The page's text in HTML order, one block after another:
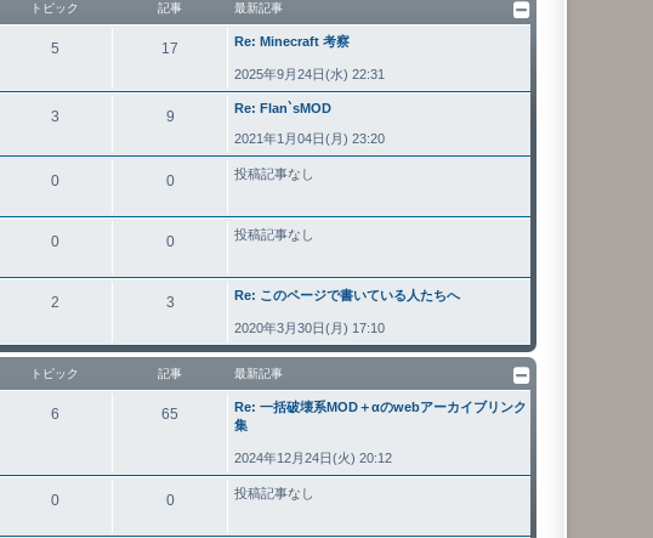
トピック 記事 最新記事
5 17 Re: Minecraft 考察
2025年9月24日(水) 22:31
3 9 Re: Flan`sMOD
2021年1月04日(月) 23:20
0 0 投稿記事なし
0 0 投稿記事なし
2 3 Re: このページで書いている人たちへ
2020年3月30日(月) 17:10
トピック 記事 最新記事
6 65
Re: 一括破壊系MOD＋αのwebアーカイブリンク
集
2024年12月24日(火) 20:12
0 0 投稿記事なし